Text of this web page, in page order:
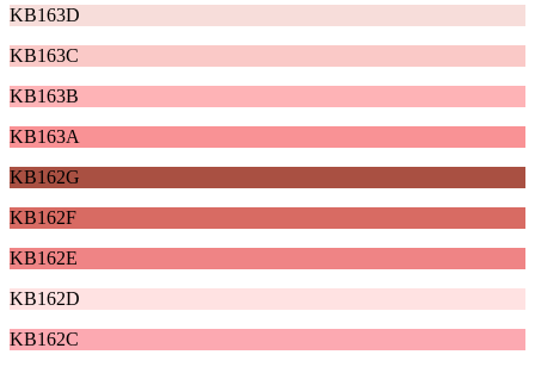
KB163D
KB163C
KB163B
KB163A
KB162G
KB162F
KB162E
KB162D
KB162C